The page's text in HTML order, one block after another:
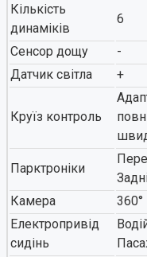
Кількість
динаміків
6
Сенсор дощу -
Датчик світла
+
Круїз контроль
Парктроніки
Камера
360°
Електропривід
сидінь